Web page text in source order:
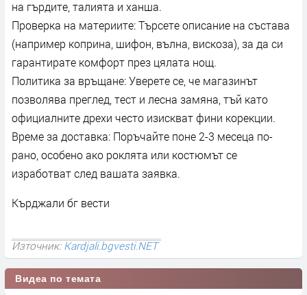
на гърдите, талията и ханша.
Проверка на материите: Търсете описание на състава
(например коприна, шифон, вълна, вискоза), за да си
гарантирате комфорт през цялата нощ.
Политика за връщане: Уверете се, че магазинът
позволява преглед, тест и лесна замяна, тъй като
официалните дрехи често изискват фини корекции.
Време за доставка: Поръчайте поне 2-3 месеца по-
рано, особено ако роклята или костюмът се
изработват след вашата заявка.
Кърджали бг вести
Източник:Kardjali.bgvesti.NET
Видеа по темата